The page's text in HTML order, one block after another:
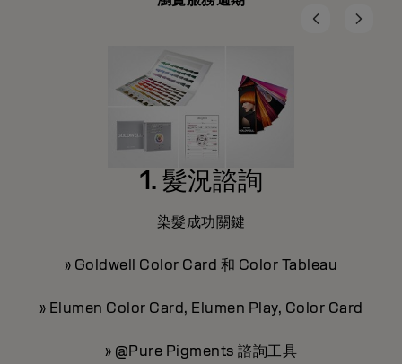
1. 髮況諮詢
染髮成功關鍵
» Goldwell Color Card 和 Color Tableau
» Elumen Color Card, Elumen Play, Color Card
» @Pure Pigments 諮詢工具